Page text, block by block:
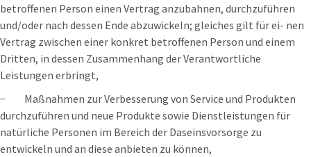
betroffenen Person einen Vertrag anzubahnen, durchzuführen
und/oder nach dessen Ende abzuwickeln; gleiches gilt für ei- nen
Vertrag zwischen einer konkret betroffenen Person und einem
Dritten, in dessen Zusammenhang der Verantwortliche
Leistungen erbringt,
− Maßnahmen zur Verbesserung von Service und Produkten
durchzuführen und neue Produkte sowie Dienstleistungen für
natürliche Personen im Bereich der Daseinsvorsorge zu
entwickeln und an diese anbieten zu können,